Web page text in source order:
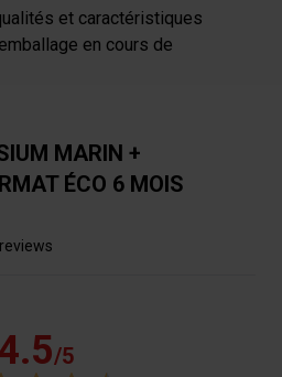
ci avec des informations
fournies par ailleurs ou
de leurs services.
et caractéristiques
en cours de
MARIN +
ÉCO 6 MOIS
/5